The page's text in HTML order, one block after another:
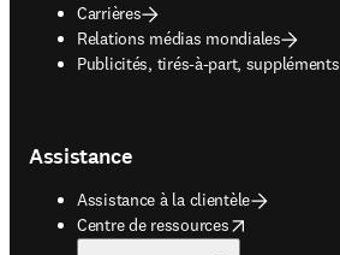
Carrières
Relations médias mondiales
Publicités, tirés-à-part, suppléments
opens in new tab/window
Assistance
Assistance à la clientèle
Centre de ressources
opens in new tab/window